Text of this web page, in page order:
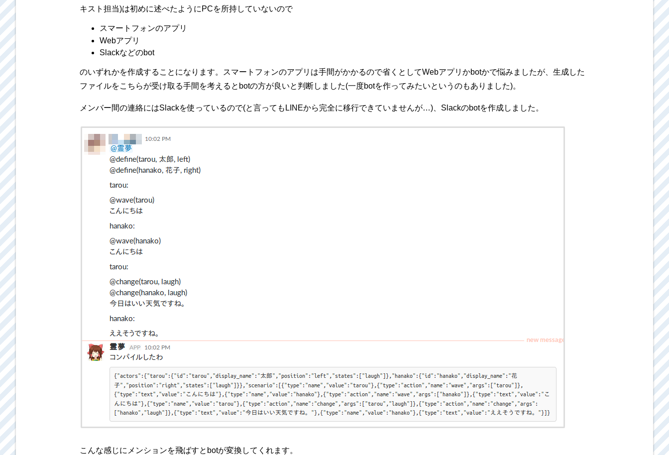
キスト担当)は初めに述べたようにPCを所持していないので
スマートフォンのアプリ
Webアプリ
Slackなどのbot
のいずれかを作成することになります。スマートフォンのアプリは手間がかかるので省くとしてWebアプリかbotかで悩みましたが、生成した
ファイルをこちらが受け取る手間を考えるとbotの方が良いと判断しました(一度botを作ってみたいというのもありました)。
メンバー間の連絡にはSlackを使っているので(と言ってもLINEから完全に移行できていませんが…)、Slackのbotを作成しました。
こんな感じにメンションを飛ばすとbotが変換してくれます。